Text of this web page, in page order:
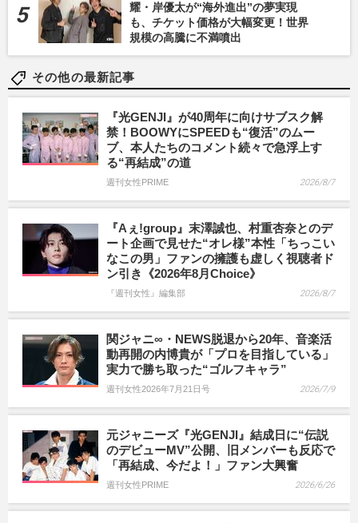
耀・岸優太が“海外進出”の夢実現
も、チケット価格が大幅変更！世界
規模の高騰に不満噴出
その他の最新記事
『光GENJI』が40周年に向けサブスク解
禁！BOOWYにSPEEDも“復活”のムー
ブ、本人たちのコメント続々で急浮上す
る“再結成”の道
週刊女性PRIME 2026/8/7
『Aぇ!group』末澤誠也、村重杏奈とのデ
ート企画で見せた“オレ様”本性「ちっこい
なこの男」ファンの擁護も虚しく視聴者ド
ン引き《2026年8月Choice》
『週刊女性』編集部 2026/8/7
関ジャニ∞・NEWS脱退から20年、音楽活
動再開の内博貴が「プロを目指している」
実力で勝ち取った“ゴルフキャラ”
週刊女性2026年7月21日号 2026/7/9
元ジャニーズ『光GENJI』結成日に“伝説
のデビューMV”公開、旧メンバーも反応で
「再結成、今だよ！」ファン大興奮
週刊女性PRIME 2026/6/26